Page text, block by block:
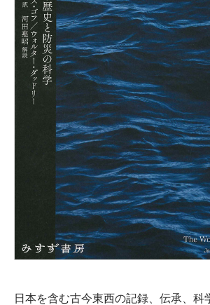
日本を含む古今東西の記録、伝承、科